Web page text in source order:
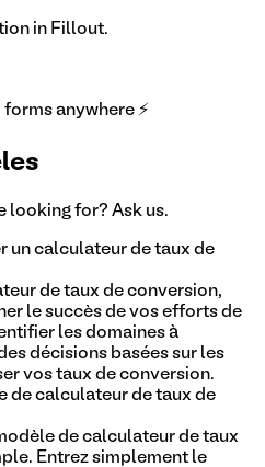
in Fillout.
anywhere ⚡
looking for? Ask us.
un calculateur de taux de
de taux de conversion,
le succès de vos efforts de
les domaines à
décisions basées sur les
vos taux de conversion.
de calculateur de taux de
de calculateur de taux
Entrez simplement le